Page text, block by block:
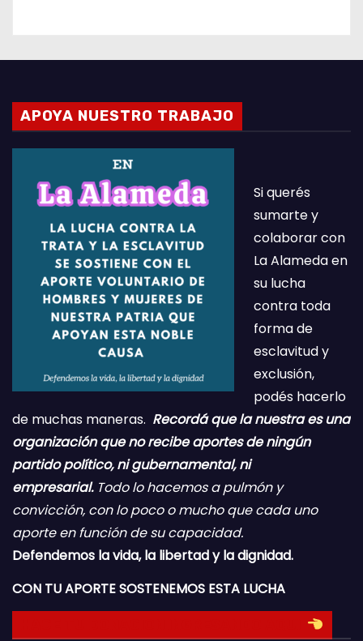
APOYA NUESTRO TRABAJO
Si querés
sumarte y
colaborar con
La Alameda en
su lucha
contra toda
forma de
esclavitud y
exclusión,
podés hacerlo
de muchas maneras. Recordá que la nuestra es una
organización que no recibe aportes de ningún
partido político, ni gubernamental, ni
empresarial.Todo lo hacemos a pulmón y
convicción, con lo poco o mucho que cada uno
aporte en función de su capacidad.
Defendemos la vida, la libertad y la dignidad.
CON TU APORTE SOSTENEMOS ESTA LUCHA